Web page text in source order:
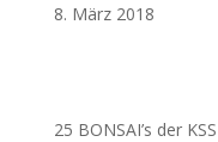
8. März 2018
25 BONSAI’s der